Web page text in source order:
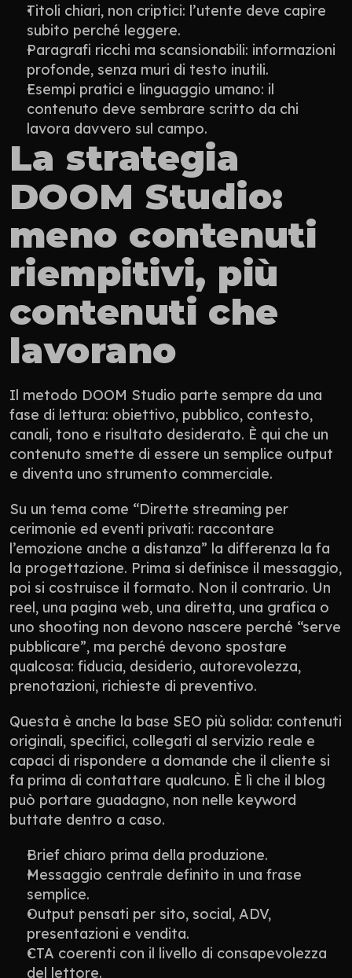
Titoli chiari, non criptici: l’utente deve capire
subito perché leggere.
Paragrafi ricchi ma scansionabili: informazioni
profonde, senza muri di testo inutili.
Esempi pratici e linguaggio umano: il
contenuto deve sembrare scritto da chi
lavora davvero sul campo.
La strategia
DOOM Studio:
meno contenuti
riempitivi, più
contenuti che
lavorano
Il metodo DOOM Studio parte sempre da una
fase di lettura: obiettivo, pubblico, contesto,
canali, tono e risultato desiderato. È qui che un
contenuto smette di essere un semplice output
e diventa uno strumento commerciale.
Su un tema come “Dirette streaming per
cerimonie ed eventi privati: raccontare
l’emozione anche a distanza” la differenza la fa
la progettazione. Prima si definisce il messaggio,
poi si costruisce il formato. Non il contrario. Un
reel, una pagina web, una diretta, una grafica o
uno shooting non devono nascere perché “serve
pubblicare”, ma perché devono spostare
qualcosa: fiducia, desiderio, autorevolezza,
prenotazioni, richieste di preventivo.
Questa è anche la base SEO più solida: contenuti
originali, specifici, collegati al servizio reale e
capaci di rispondere a domande che il cliente si
fa prima di contattare qualcuno. È lì che il blog
può portare guadagno, non nelle keyword
buttate dentro a caso.
Brief chiaro prima della produzione.
Messaggio centrale definito in una frase
semplice.
Output pensati per sito, social, ADV,
presentazioni e vendita.
CTA coerenti con il livello di consapevolezza
del lettore.